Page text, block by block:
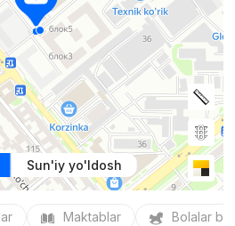
Sun'iy yo'ldosh
Maktablar Bolalar